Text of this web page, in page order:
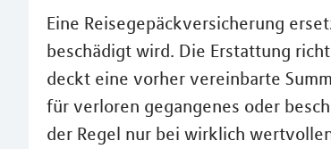
Eine Reisegepäckversicherung
beschädigt wird. Die Erstattung
deckt eine vorher vereinbarte
für verloren gegangenes oder
der Regel nur bei wirklich